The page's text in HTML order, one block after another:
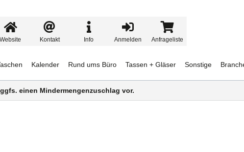
Kalender Rund ums Büro Tassen + Gläser Sonstige
Website Kontakt Info Anmelden Anfrageliste
einen Mindermengenzuschlag vor.